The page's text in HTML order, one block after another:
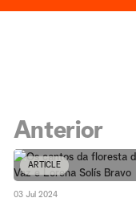
Anterior
ARTICLE
03 Jul 2024